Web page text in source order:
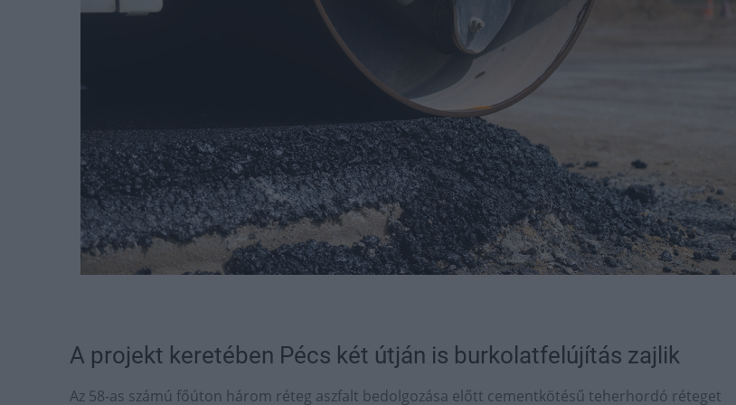
A projekt keretében Pécs két útján is burkolatfelújítás zajlik
Az 58-as számú főúton három réteg aszfalt bedolgozása előtt cementkötésű teherhordó réteget